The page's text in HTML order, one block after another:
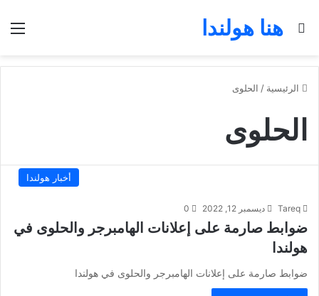
هنا هولندا
بحث عن
الرئيسية / الحلوى
الحلوى
أخبار هولندا
Tareq ديسمبر 12, 2022 0
ضوابط صارمة على إعلانات الهامبرجر والحلوى في
هولندا
ضوابط صارمة على إعلانات الهامبرجر والحلوى في هولندا